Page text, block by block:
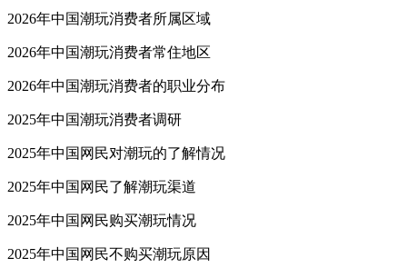
2026年中国潮玩消费者所属区域
2026年中国潮玩消费者常住地区
2026年中国潮玩消费者的职业分布
2025年中国潮玩消费者调研
2025年中国网民对潮玩的了解情况
2025年中国网民了解潮玩渠道
2025年中国网民购买潮玩情况
2025年中国网民不购买潮玩原因